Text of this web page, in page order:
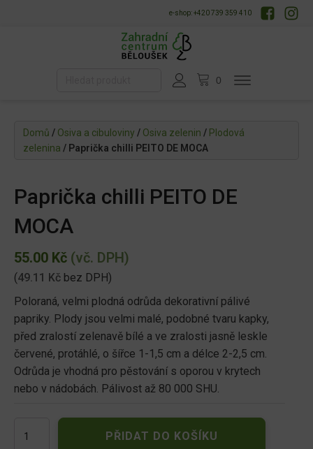
e-shop: +420 739 359 410
Domů / Osiva a cibuloviny / Osiva zelenin / Plodová
zelenina / Paprička chilli PEITO DE MOCA
Paprička chilli PEITO DE
MOCA
55.00 Kč (vč. DPH)
(49.11 Kč bez DPH)
Poloraná, velmi plodná odrůda dekorativní pálivé
papriky. Plody jsou velmi malé, podobné tvaru kapky,
před zralostí zelenavě bílé a ve zralosti jasně leskle
červené, protáhlé, o šířce 1-1,5 cm a délce 2-2,5 cm.
Odrůda je vhodná pro pěstování s oporou v krytech
nebo v nádobách. Pálivost až 80 000 SHU.
chilli
PŘIDAT DO KOŠÍKU